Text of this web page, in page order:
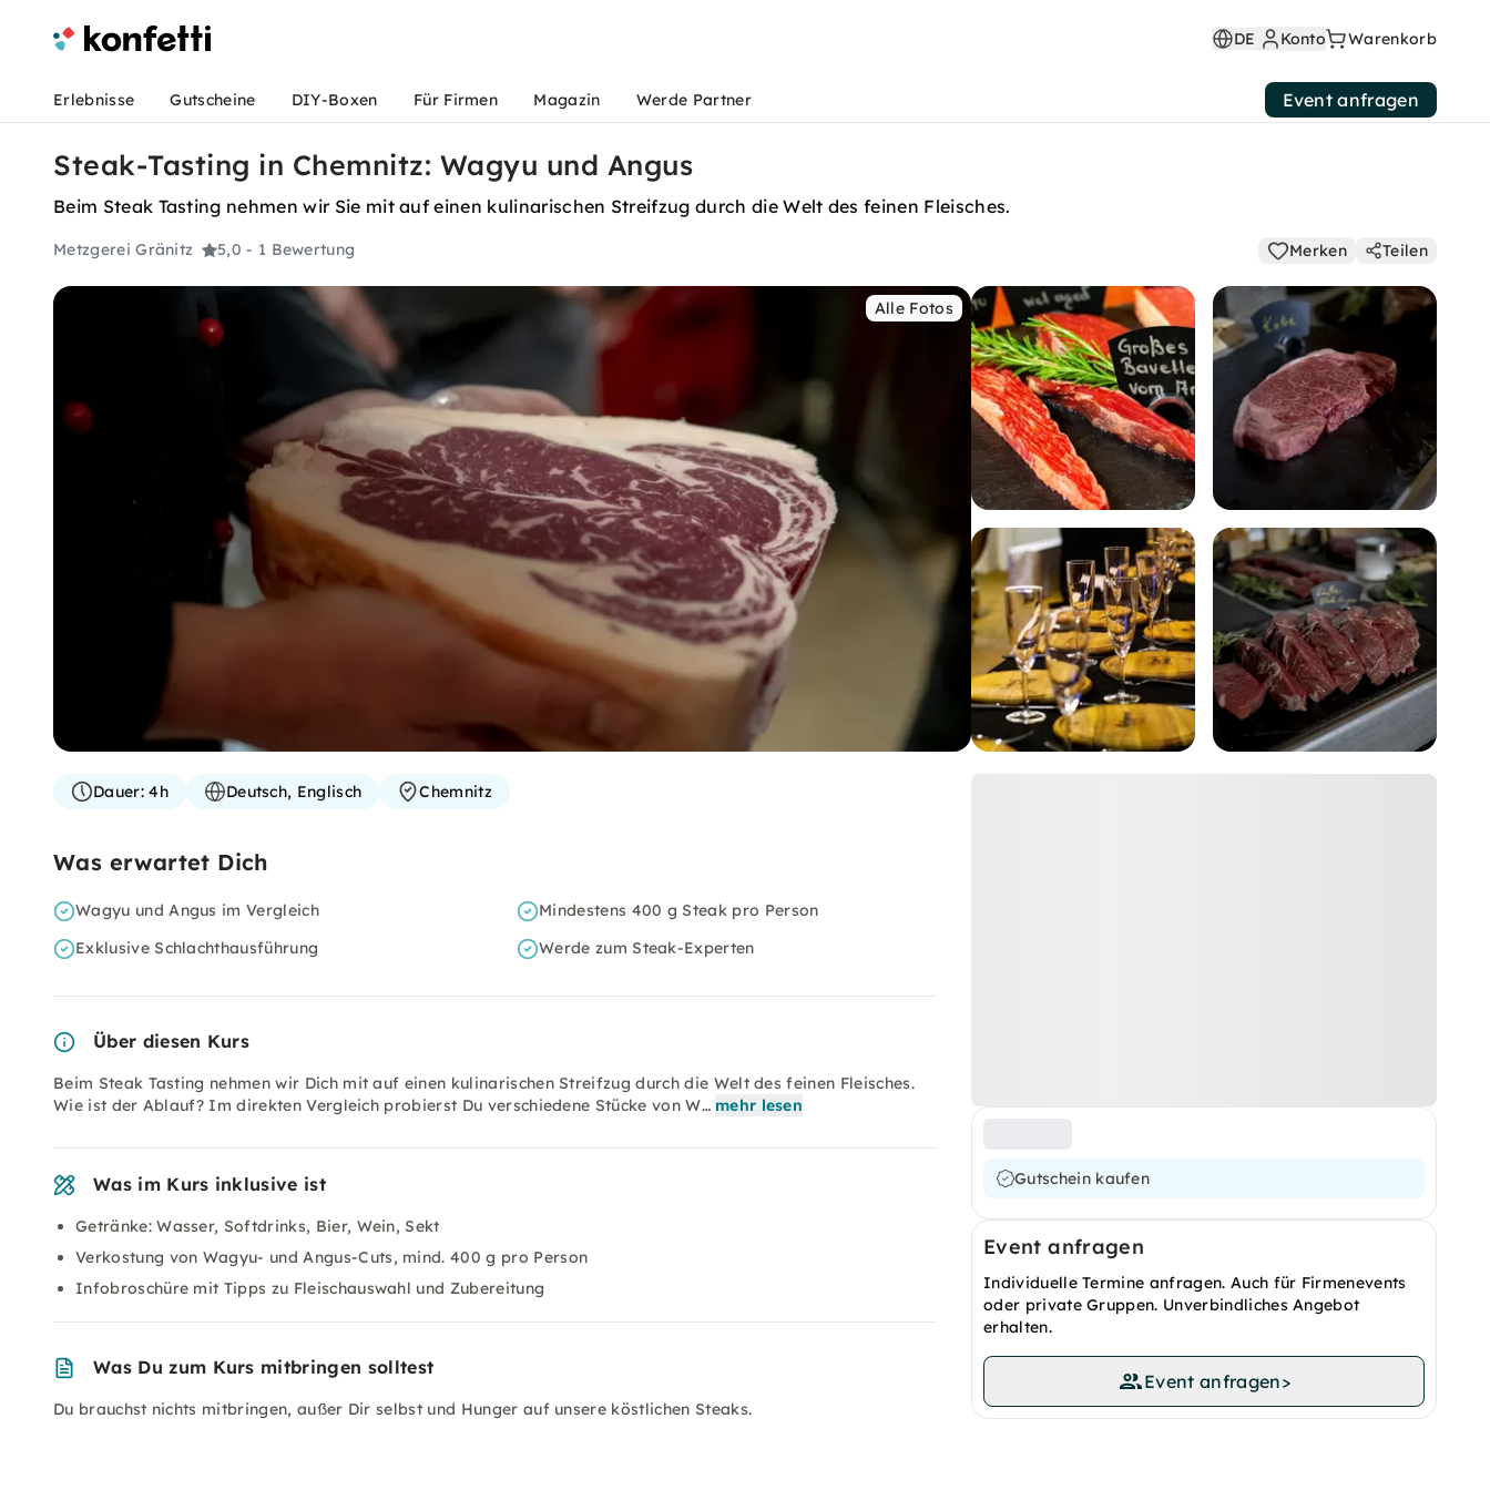
DE Konto Warenkorb
Erlebnisse Gutscheine DIY-Boxen Für Firmen Magazin Werde Partner Event anfragen
Steak-Tasting in Chemnitz: Wagyu und Angus
Beim Steak Tasting nehmen wir Sie mit auf einen kulinarischen Streifzug durch die Welt des feinen Fleisches.
Metzgerei Gränitz 5,0- 1 Bewertung Merken Teilen
Alle Fotos
Gutschein kaufen
Event anfragen
Individuelle Termine anfragen. Auch für Firmenevents
oder private Gruppen. Unverbindliches Angebot
erhalten.
Event anfragen>
Dauer:4h Deutsch, Englisch Chemnitz
Was erwartet Dich
Wagyu und Angus im Vergleich
Mindestens 400 g Steak pro Person
Exklusive Schlachthausführung
Werde zum Steak-Experten
Über diesen Kurs
Beim Steak Tasting nehmen wir Dich mit auf einen kulinarischen Streifzug durch die Welt des feinen Fleisches.
Wie ist der Ablauf? Im direkten Vergleich probierst Du verschiedene Stücke von W… mehr lesen
Was im Kurs inklusive ist
Getränke: Wasser, Softdrinks, Bier, Wein, Sekt
Verkostung von Wagyu- und Angus-Cuts, mind. 400 g pro Person
Infobroschüre mit Tipps zu Fleischauswahl und Zubereitung
Was Du zum Kurs mitbringen solltest
Du brauchst nichts mitbringen, außer Dir selbst und Hunger auf unsere köstlichen Steaks.